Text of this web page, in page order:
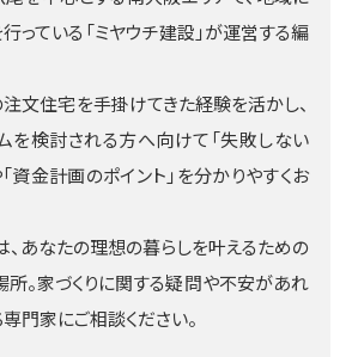
っている「ミヤウチ建設」が運営する編
注文住宅を手掛けてきた経験を活かし、
を検討される方へ向けて「失敗しない
資金計画のポイント」を分かりやすくお
、あなたの理想の暮らしを叶えるための
所。家づくりに関する疑問や不安があれ
門家にご相談ください。